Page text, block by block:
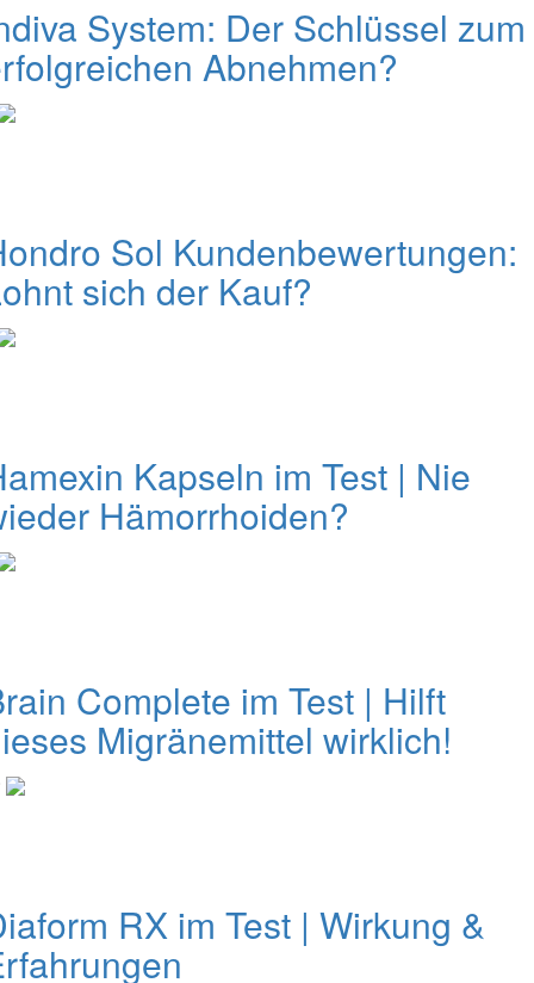
System: Der Schlüssel zum
Abnehmen?
Sol Kundenbewertungen:
sich der Kauf?
Kapseln im Test | Nie
Hämorrhoiden?
Complete im Test | Hilft
Migränemittel wirklich!
RX im Test | Wirkung &